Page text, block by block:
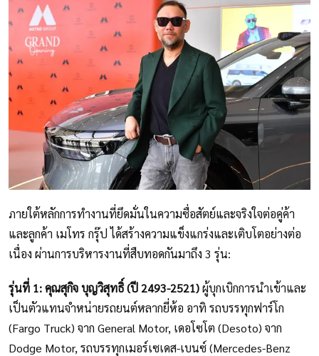
ภายใต้หลักการทำงานที่ยึดมั่นในความซื่อสัตย์และจริงใจต่อคู่ค้า
และลูกค้า เมโทร กรุ๊ป ได้สร้างความแข็งแกร่งและเติบโตอย่างต่อ
เนื่อง ผ่านการบริหารงานที่สืบทอดกันมาถึง 3 รุ่น:
รุ่นที่ 1: คุณสุกิจ บุญวิสุทธิ์ (ปี 2493-2521)ผู้บุกเบิกการนำเข้าและ
เป็นตัวแทนจำหน่ายรถยนต์หลากยี่ห้อ อาทิ รถบรรทุกฟาร์โก
(Fargo Truck) จาก General Motor, เดอโซโต (Desoto) จาก
Dodge Motor, รถบรรทุกเมอร์เซเดส-เบนซ์ (Mercedes-Benz